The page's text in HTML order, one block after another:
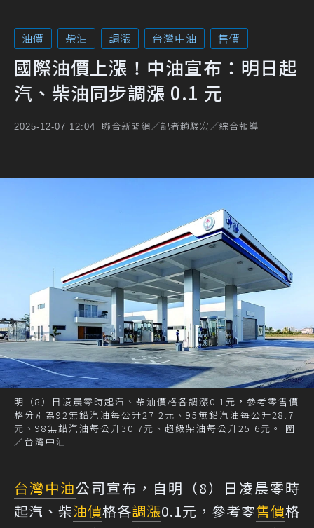
油價 柴油 調漲 台灣中油 售價
國際油價上漲！中油宣布：明日起
汽、柴油同步調漲 0.1 元
2025-12-07 12:04 聯合新聞網／記者趙駿宏／綜合報導
明（8）日凌晨零時起汽、柴油價格各調漲0.1元，參考零售價
格分別為92無鉛汽油每公升27.2元、95無鉛汽油每公升28.7
元、98無鉛汽油每公升30.7元、超級柴油每公升25.6元。 圖
／台灣中油
台灣中油公司宣布，自明（8）日凌晨零時
起汽、柴油價格各調漲0.1元，參考零售價格